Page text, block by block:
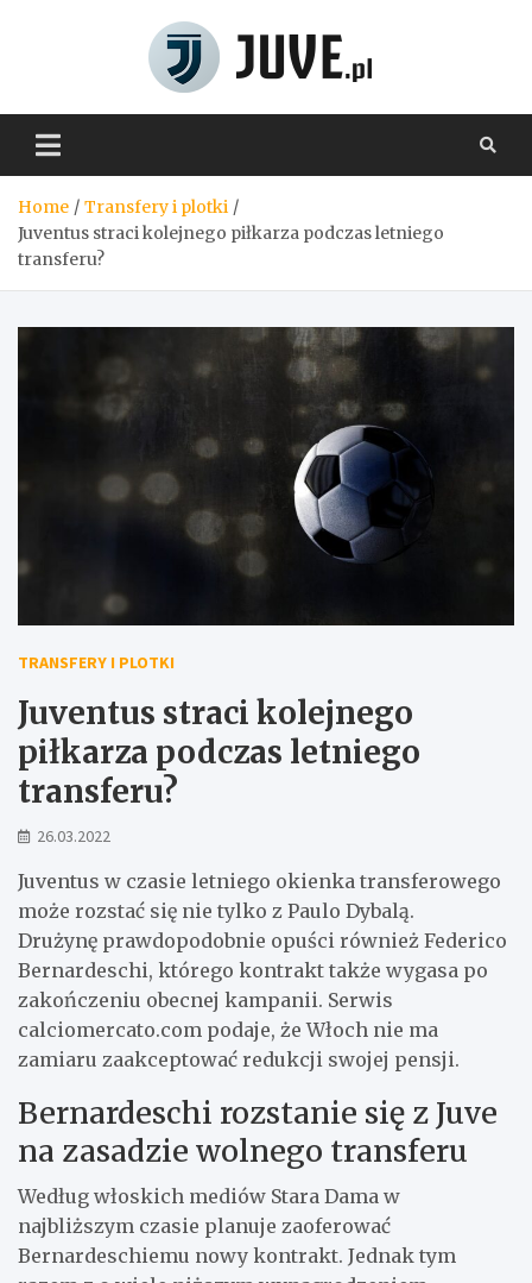
Home
Transfery i plotki
Juventus straci kolejnego piłkarza podczas letniego
transferu?
TRANSFERY I PLOTKI
Juventus straci kolejnego
piłkarza podczas letniego
transferu?
26.03.2022
Juventus w czasie letniego okienka transferowego
może rozstać się nie tylko z Paulo Dybalą.
Drużynę prawdopodobnie opuści również Federico
Bernardeschi, którego kontrakt także wygasa po
zakończeniu obecnej kampanii. Serwis
calciomercato.com podaje, że Włoch nie ma
zamiaru zaakceptować redukcji swojej pensji.
Bernardeschi rozstanie się z Juve
na zasadzie wolnego transferu
Według włoskich mediów Stara Dama w
najbliższym czasie planuje zaoferować
Bernardeschiemu nowy kontrakt. Jednak tym